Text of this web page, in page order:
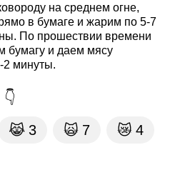
на среднем огне,
в бумаге и жарим по 5-7
По прошествии времени
бумагу и даем мясу
2 минуты.
😹 3 🙀 7 😿 4